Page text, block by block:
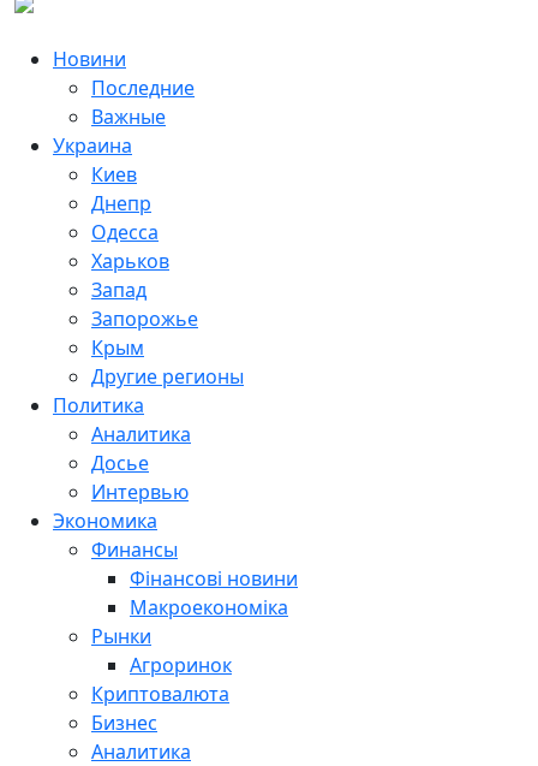
Новини
Последние
Важные
Украина
Киев
Днепр
Одесса
Харьков
Запад
Запорожье
Крым
Другие регионы
Политика
Аналитика
Досье
Интервью
Экономика
Финансы
Фінансові новини
Макроекономіка
Рынки
Агроринок
Криптовалюта
Бизнес
Аналитика